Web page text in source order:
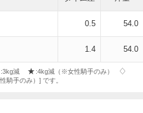
0.5 54.0
1.4 54.0
:3kg減
:4kg減（※女性騎手のみ）
騎手のみ）] です。